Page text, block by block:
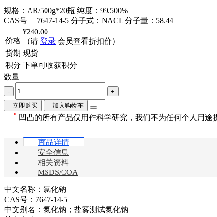
规格：AR/500g*20瓶 纯度：99.500%
CAS号： 7647-14-5 分子式：NACL 分子量：58.44
价格
¥240.00
（请 登录 会员查看折扣价）
货期 现货
积分 下单可收获积分
数量
-
+
立即购买
加入购物车
* 凹凸的所有产品仅用作科学研究，我们不为任何个人用途
商品详情
安全信息
相关资料
MSDS/COA
中文名称：氯化钠
CAS号：7647-14-5
中文别名：氯化钠；盐雾测试氯化钠